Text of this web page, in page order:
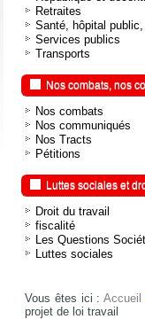
Retraites
Santé, hôpital
Services publics
Transports
Nos combats, nos
Nos combats
Nos communiqués
Nos Tracts
Pétitions
Luttes sociales et
Droit du travail
fiscalité
Les Questions
Luttes sociales
Vous êtes ici :Accueil
projet de loi travail